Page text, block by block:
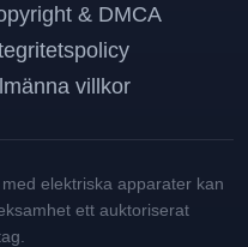
& DMCA
villkor
elektriska apparater kan
ett auktoriserat